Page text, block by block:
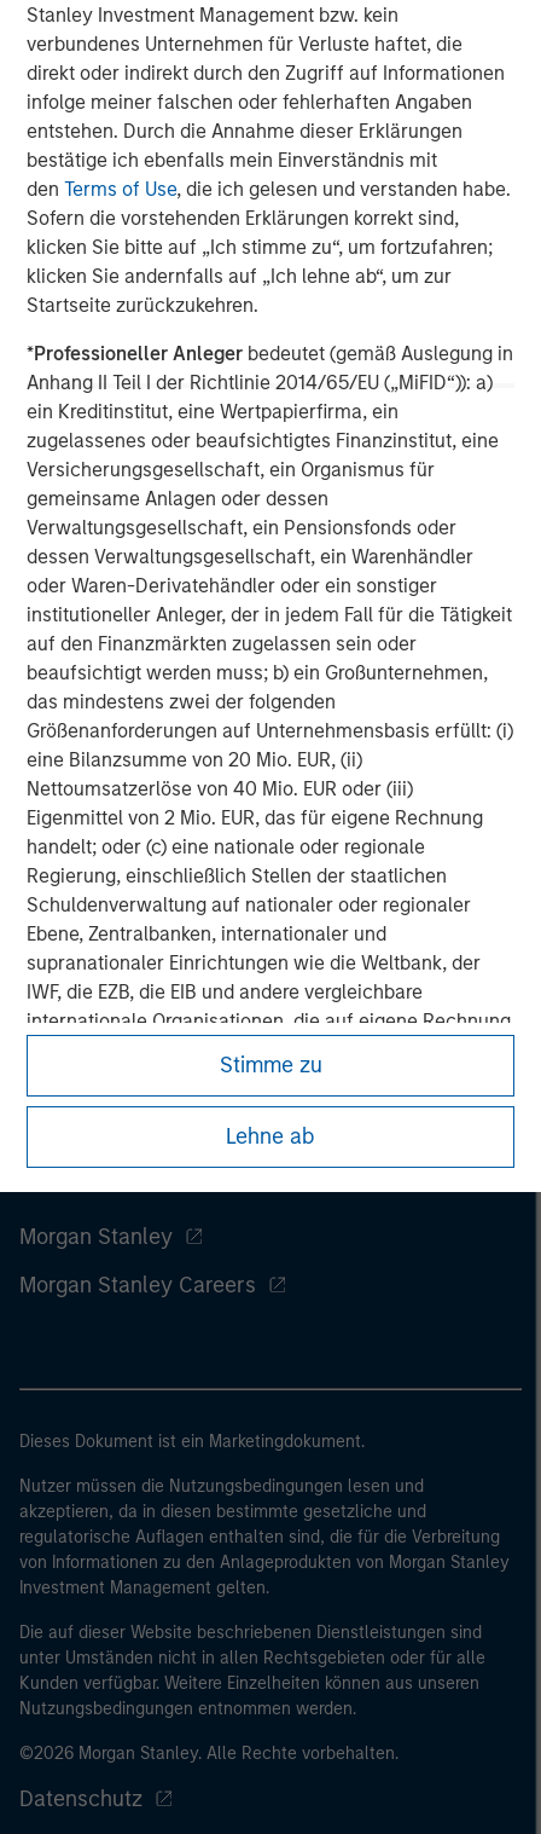
Stanley Investment Management bzw. kein
verbundenes Unternehmen für Verluste haftet, die
direkt oder indirekt durch den Zugriff auf Informationen
infolge meiner falschen oder fehlerhaften Angaben
entstehen. Durch die Annahme dieser Erklärungen
bestätige ich ebenfalls mein Einverständnis mit
denTerms of Use, die ich gelesen und verstanden habe.
Sofern die vorstehenden Erklärungen korrekt sind,
klicken Sie bitte auf „Ich stimme zu“, um fortzufahren;
klicken Sie andernfalls auf „Ich lehne ab“, um zur
Startseite zurückzukehren.
*Professioneller Anleger bedeutet (gemäß Auslegung in
Anhang II Teil I der Richtlinie 2014/65/EU („MiFID“)): a)
ein Kreditinstitut, eine Wertpapierfirma, ein
zugelassenes oder beaufsichtigtes Finanzinstitut, eine
Versicherungsgesellschaft, ein Organismus für
gemeinsame Anlagen oder dessen
Verwaltungsgesellschaft, ein Pensionsfonds oder
dessen Verwaltungsgesellschaft, ein Warenhändler
oder Waren-Derivatehändler oder ein sonstiger
institutioneller Anleger, der in jedem Fall für die Tätigkeit
auf den Finanzmärkten zugelassen sein oder
beaufsichtigt werden muss; b) ein Großunternehmen,
das mindestens zwei der folgenden
Größenanforderungen auf Unternehmensbasis erfüllt: (i)
eine Bilanzsumme von 20 Mio. EUR, (ii)
Nettoumsatzerlöse von 40 Mio. EUR oder (iii)
Eigenmittel von 2 Mio. EUR, das für eigene Rechnung
handelt; oder (c) eine nationale oder regionale
Regierung, einschließlich Stellen der staatlichen
Schuldenverwaltung auf nationaler oder regionaler
Ebene, Zentralbanken, internationaler und
supranationaler Einrichtungen wie die Weltbank, der
IWF, die EZB, die EIB und andere vergleichbare
internationale Organisationen, die auf eigene Rechnung
Bitte beachten Sie, dass die Definition eines
Stimme zu
Lehne ab
negotiated equity and equity-related investments
primarily in North America, as well as Europe and other
regions and seeks to create value in portfolio companies
primarily through operational improvement. For further
information about Morgan Stanley Capital Partners,
please visitwww.morganstanley.com/im/capitalpartners
Morgan Stanley Capital Partners
Morgan Stanley Capital Partners manages a middle-
market private equity platform with a strong focus on
spectrum of industries for over two decades.
MSIM Spokesperson
Aaron Sack
Managing Director
David N. Miller
Managing Director
Morgan Stanley
Morgan Stanley Careers
Dieses Dokument ist ein Marketingdokument.
Nutzer müssen die Nutzungsbedingungen lesen und
akzeptieren, da in diesen bestimmte gesetzliche und
regulatorische Auflagen enthalten sind, die für die Verbreitung
von Informationen zu den Anlageprodukten von Morgan Stanley
Investment Management gelten.
Die auf dieser Website beschriebenen Dienstleistungen sind
unter Umständen nicht in allen Rechtsgebieten oder für alle
Kunden verfügbar. Weitere Einzelheiten können aus unseren
Nutzungsbedingungen entnommen werden.
©2026 Morgan Stanley. Alle Rechte vorbehalten.
Datenschutz